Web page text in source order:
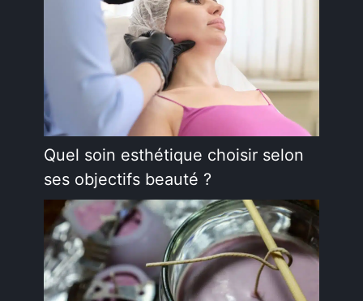
Quel soin esthétique choisir selon
ses objectifs beauté ?